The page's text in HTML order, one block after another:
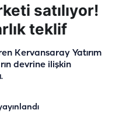
satılıyor!
teklif
Kervansaray Yatırım
devrine ilişkin